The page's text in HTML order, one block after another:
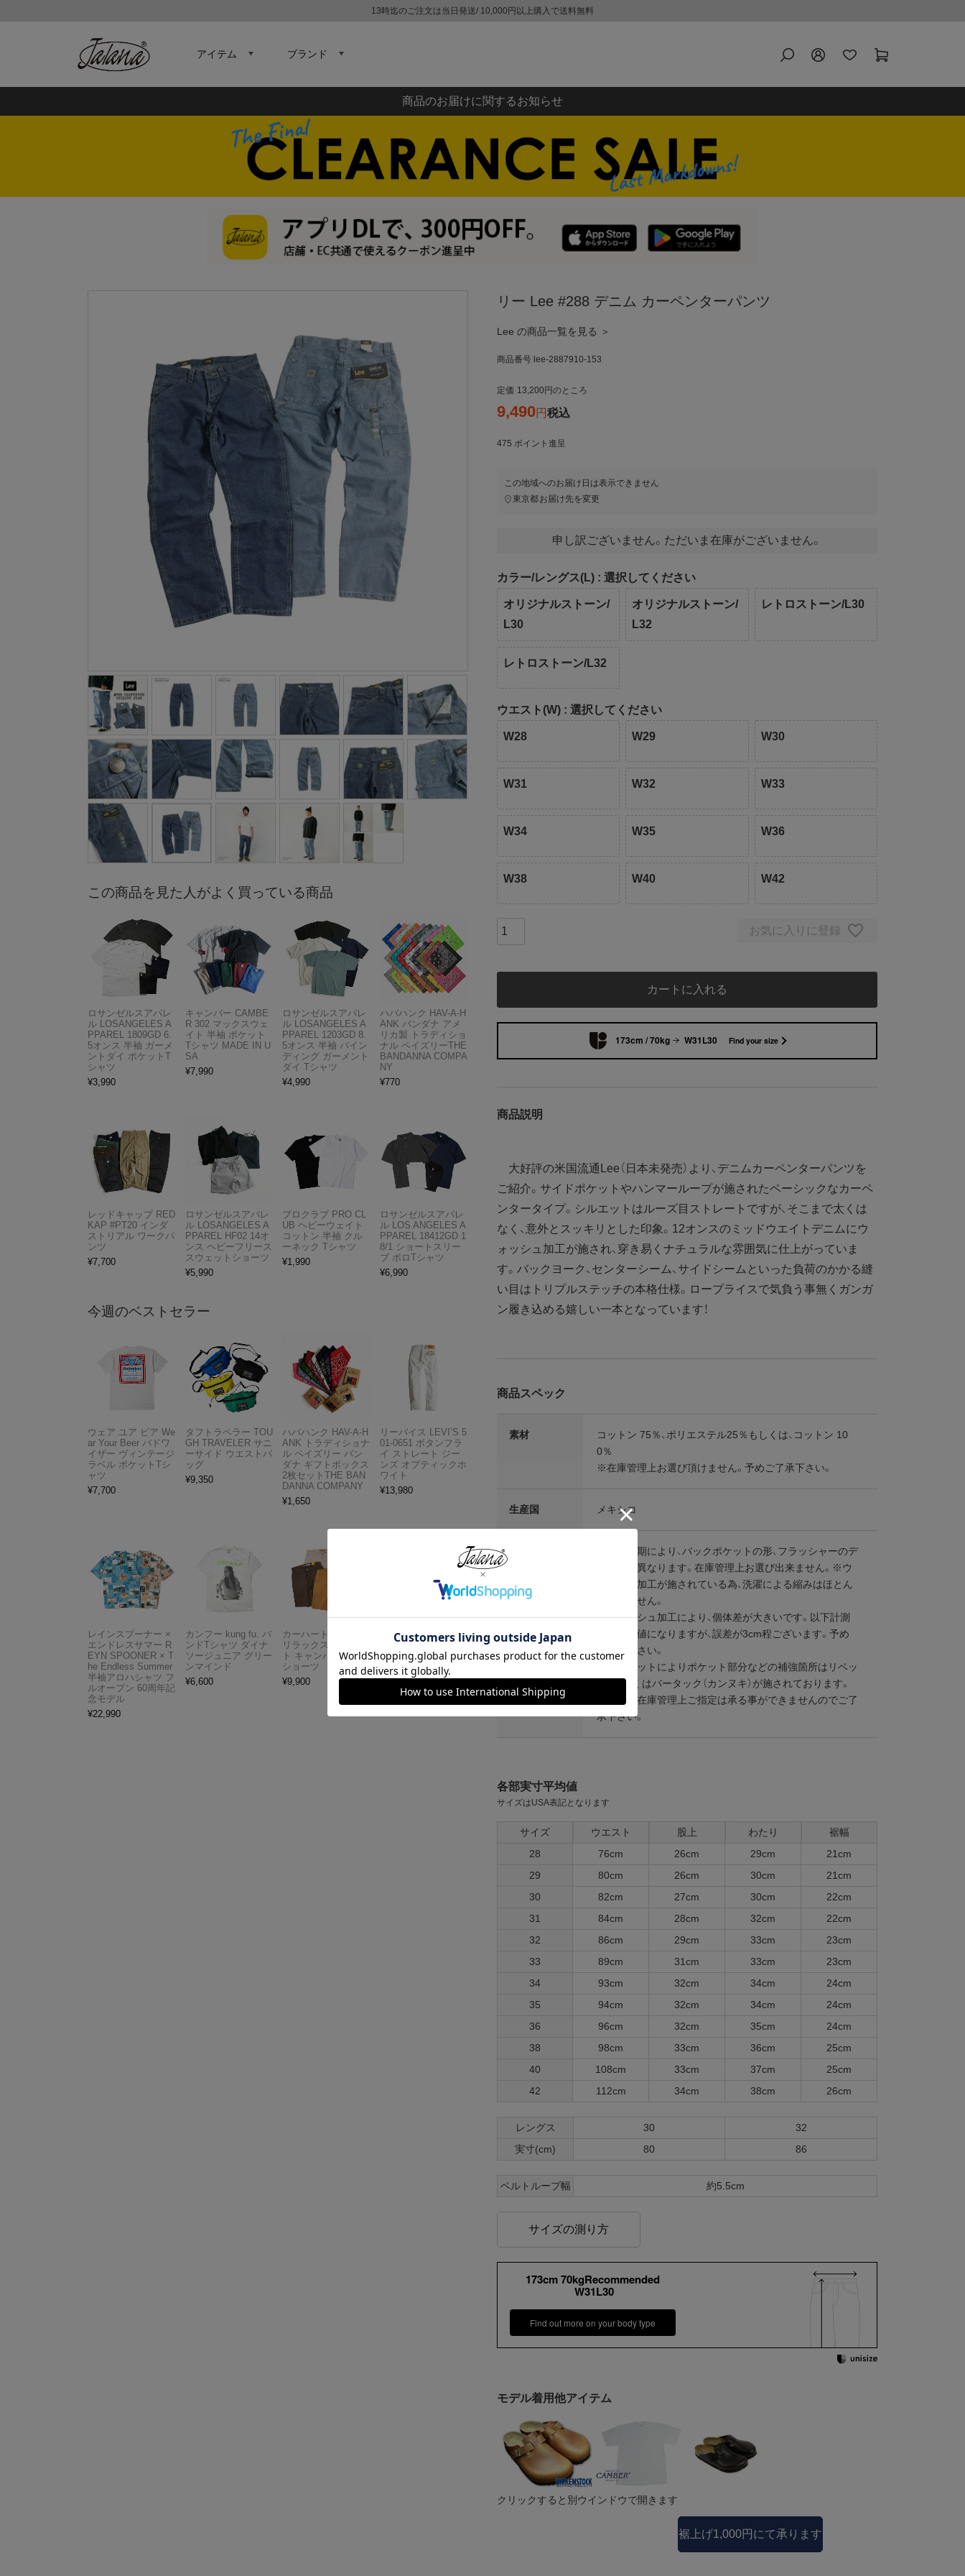
13時迄のご注文は当日発送/ 10,000円以上購入で送料無料
アイテム ブランド
商品のお届けに関するお知らせ
リー Lee #288 デニム カーペンターパンツ
Lee の商品一覧を見る ＞
商品番号 lee-2887910-153
定価 13,200 のところ
9,490 税込
475 ポイント進呈
この地域へのお届け日は表示できません
東京都お届け先を変更
申し訳ございません。ただいま在庫がございません。
カラー/レングス(L) 選択してください
オリジナルストーン/
L30
オリジナルストーン/
L32
レトロストーン/L30
レトロストーン/L32
ウエスト(W) 選択してください
W28 W29 W30
W31 W32 W33
W34 W35 W36
W38 W40 W42
お気に入りに登録
カートに入れる
173cm / 70kg W31L30 Find your size
商品説明
大好評の米国流通Lee（日本未発売）より、デニムカーペンターパンツを
ご紹介。サイドポケットやハンマーループが施されたベーシックなカーペ
ンタータイプ。シルエットはルーズ目ストレートですが、そこまで太くは
なく、意外とスッキリとした印象。12オンスのミッドウエイトデニムにウ
ォッシュ加工が施され、穿き易くナチュラルな雰囲気に仕上がっていま
す。バックヨーク、センターシーム、サイドシームといった負荷のかかる縫
い目はトリプルステッチの本格仕様。ロープライスで気負う事無くガンガ
ン履き込める嬉しい一本となっています！
商品スペック
素材
コットン 75％、ポリエステル25％もしくは、コットン 10
0％
※在庫管理上お選び頂けません。予めご了承下さい。
生産国 メキシコ
※入荷時期により、バックポケットの形、フラッシャーのデ
ザインが異なります。在庫管理上お選び出来ません。※ウ
ォッシュ加工が施されている為、洗濯による縮みはほとん
どありません。
※ウォッシュ加工により、個体差が大きいです。以下計測
値は平均値になりますが、誤差が3cm程ございます。予め
ご了承下さい。
※生産ロットによりポケット部分などの補強箇所はリベッ
ト、もしくはバータック（カンヌキ）が施されております。
こちらは在庫管理上ご指定は承る事ができませんのでご了
承下さい。
各部実寸平均値
サイズはUSA表記となります
サイズ ウエスト 股上 わたり
裾幅
28
76cm 26cm 29cm
21cm
29
80cm 26cm 30cm
21cm
30
82cm 27cm 30cm
22cm
31
84cm 28cm 32cm
22cm
32
86cm 29cm 33cm
23cm
33
89cm 31cm 33cm
23cm
34
93cm 32cm 34cm
24cm
35
94cm 32cm 34cm
24cm
36
96cm 32cm 35cm
24cm
38
98cm 33cm 36cm
25cm
40
108cm 33cm 37cm
25cm
42
112cm 34cm 38cm 26cm
レングス 30
32
実寸(cm)
80 86
ベルトループ幅 約5.5cm
サイズの測り方
173cm 70kgRecommended
W31L30
Find out more on your body type
モデル着用他アイテム
クリックすると別ウインドウで開きます
裾上げ1,000円にて承ります
この商品を見た人がよく買っている商品
ロサンゼルスアパレ
ル LOSANGELES A
PPAREL 1809GD 6.
5オンス 半袖 ガーメ
ントダイ ポケットT
シャツ
¥3,990
キャンバー CAMBE
R 302 マックスウェ
イト 半袖 ポケット
Tシャツ MADE IN U
SA
¥7,990
ロサンゼルスアパレ
ル LOSANGELES A
PPAREL 1203GD 8.
5オンス 半袖 バイン
ディング ガーメント
ダイ Tシャツ
¥4,990
ハバハンク HAV-A-H
ANK バンダナ アメ
リカ製 トラディショ
ナル ペイズリーTHE
BANDANNA COMPA
NY
¥770
レッドキャップ RED
KAP #PT20 インダ
ストリアル ワークパ
ンツ
¥7,700
ロサンゼルスアパレ
ル LOSANGELES A
PPAREL HF02 14オ
ンス ヘビーフリース
スウェットショーツ
¥5,990
プロクラブ PRO CL
UB ヘビーウェイト
コットン 半袖 クル
ーネック Tシャツ
¥1,990
ロサンゼルスアパレ
ル LOS ANGELES A
PPAREL 18412GD 1
8/1 ショートスリー
ブ ポロTシャツ
¥6,990
今週のベストセラー
ウェア ユア ビア We
ar Your Beer バドワ
イザー ヴィンテージ
ラベル ポケットTシ
ャツ
¥7,700
タフトラベラー TOU
GH TRAVELER サニ
ーサイド ウエストバ
ッグ
¥9,350
ハバハンク HAV-A-H
ANK トラディショナ
ル ペイズリー バン
ダナ ギフトボックス
2枚セットTHE BAN
DANNA COMPANY
¥1,650
リーバイス LEVI’S 5
01-0651 ボタンフラ
イ ストレート ジー
ンズ オプティックホ
ワイト
¥13,980
レインスプーナー ×
エンドレスサマー R
EYN SPOONER × T
he Endless Summer
半袖アロハシャツ フ
ルオープン 60周年記
念モデル
¥22,990
カンフー kung fu. バ
ンドTシャツ ダイナ
ソージュニア グリー
ンマインド
¥6,600
カーハート Carhartt
リラックスドフィッ
ト キャンバスワーク
ショーツ
¥9,900
アメリカンクラシッ
クス AMERICAN CL
ASSICS ムービーT
シャツ フォレストガ
ンプ ロゴ＆ベンチ
5,747